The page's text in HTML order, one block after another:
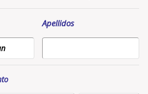
Apellidos